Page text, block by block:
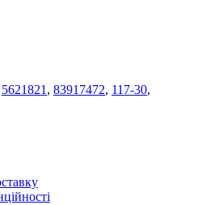
5621821 , 83917472, 117-30,